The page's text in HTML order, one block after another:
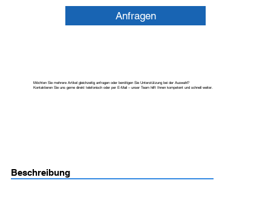
Anfragen
Möchten Sie mehrere Artikel gleichzeitig anfragen oder benötigen Sie Unterstützung bei der Auswahl?
Kontaktieren Sie uns gerne direkt telefonisch oder per E-Mail – unser Team hilft Ihnen kompetent und schnell weiter.
Beschreibung